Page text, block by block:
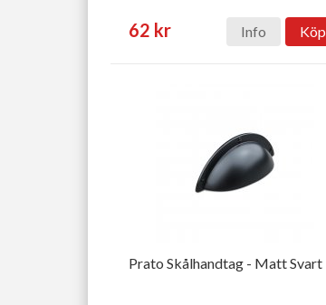
62 kr Info Köp
Prato Skålhandtag - Matt Svart